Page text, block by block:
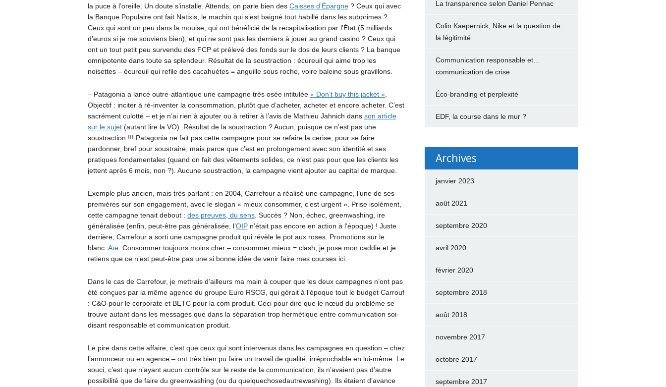
la puce à l’oreille. Un doute s’installe. Attends, on parle bien des Caisses d’Épargne? Ceux qui avec
la Banque Populaire ont fait Natixis, le machin qui s’est baigné tout habillé dans les subprimes ?
Ceux qui sont un peu dans la mouise, qui ont bénéficié de la recapitalisation par l’État (5 milliards
d’euros si je me souviens bien), et qui ne sont pas les derniers à jouer au grand casino ? Ceux qui
ont un tout petit peu survendu des FCP et prélevé des fonds sur le dos de leurs clients ? La banque
omnipotente dans toute sa splendeur. Résultat de la soustraction : écureuil qui aime trop les
noisettes – écureuil qui refile des cacahuètes = anguille sous roche, voire baleine sous gravillons.
– Patagonia a lancé outre-atlantique une campagne très osée intitulée « Don’t buy this jacket ».
Objectif : inciter à ré-inventer la consommation, plutôt que d’acheter, acheter et encore acheter. C’est
sacrément culotté – et je n’ai rien à ajouter ou à retirer à l’avis de Mathieu Jahnich dans son article
sur le sujet(autant lire la VO). Résultat de la soustraction ? Aucun, puisque ce n’est pas une
soustraction !!! Patagonia ne fait pas cette campagne pour se refaire la cerise, pour se faire
pardonner, bref pour soustraire, mais parce que c’est en prolongement avec son identité et ses
pratiques fondamentales (quand on fait des vêtements solides, ce n’est pas pour que les clients les
jettent après 6 mois, non ?). Aucune soustraction, la campagne vient ajouter au capital de marque.
Exemple plus ancien, mais très parlant : en 2004, Carrefour a réalisé une campagne, l’une de ses
premières sur son engagement, avec le slogan « mieux consommer, c’est urgent ». Prise isolément,
cette campagne tenait debout : des preuves, du sens. Succès ? Non, échec, greenwashing, ire
généralisée (enfin, peut-être pas généralisée, l’OIPn’était pas encore en action à l’époque) ! Juste
derrière, Carrefour a sorti une campagne produit qui révèle le pot aux roses. Promotions sur le
blanc. Aïe. Consommer toujours moins cher – consommer mieux = clash, je pose mon caddie et je
retiens que ce n’est peut-être pas une si bonne idée de venir faire mes courses ici.
Dans le cas de Carrefour, je mettrais d’ailleurs ma main à couper que les deux campagnes n’ont pas
été conçues par la même agence du groupe Euro RSCG, qui gérait à l’époque tout le budget Carrouf
: C&O pour le corporate et BETC pour la com produit. Ceci pour dire que le nœud du problème se
trouve autant dans les messages que dans la séparation trop hermétique entre communication soi-
disant responsable et communication produit.
Le pire dans cette affaire, c’est que ceux qui sont intervenus dans les campagnes en question – chez
l’annonceur ou en agence – ont très bien pu faire un travail de qualité, irréprochable en lui-même. Le
souci, c’est que n’ayant aucun contrôle sur le reste de la communication, ils n’avaient pas d’autre
possibilité que de faire du greenwashing (ou du quelquechosedautrewashing). Ils étaient d’avance
La transparence selon Daniel Pennac
Colin Kaepernick, Nike et la question de
la légitimité
Communication responsable et...
communication de crise
Éco-branding et perplexité
EDF, la course dans le mur ?
Archives
janvier 2023
août 2021
septembre 2020
avril 2020
février 2020
septembre 2018
août 2018
novembre 2017
octobre 2017
septembre 2017